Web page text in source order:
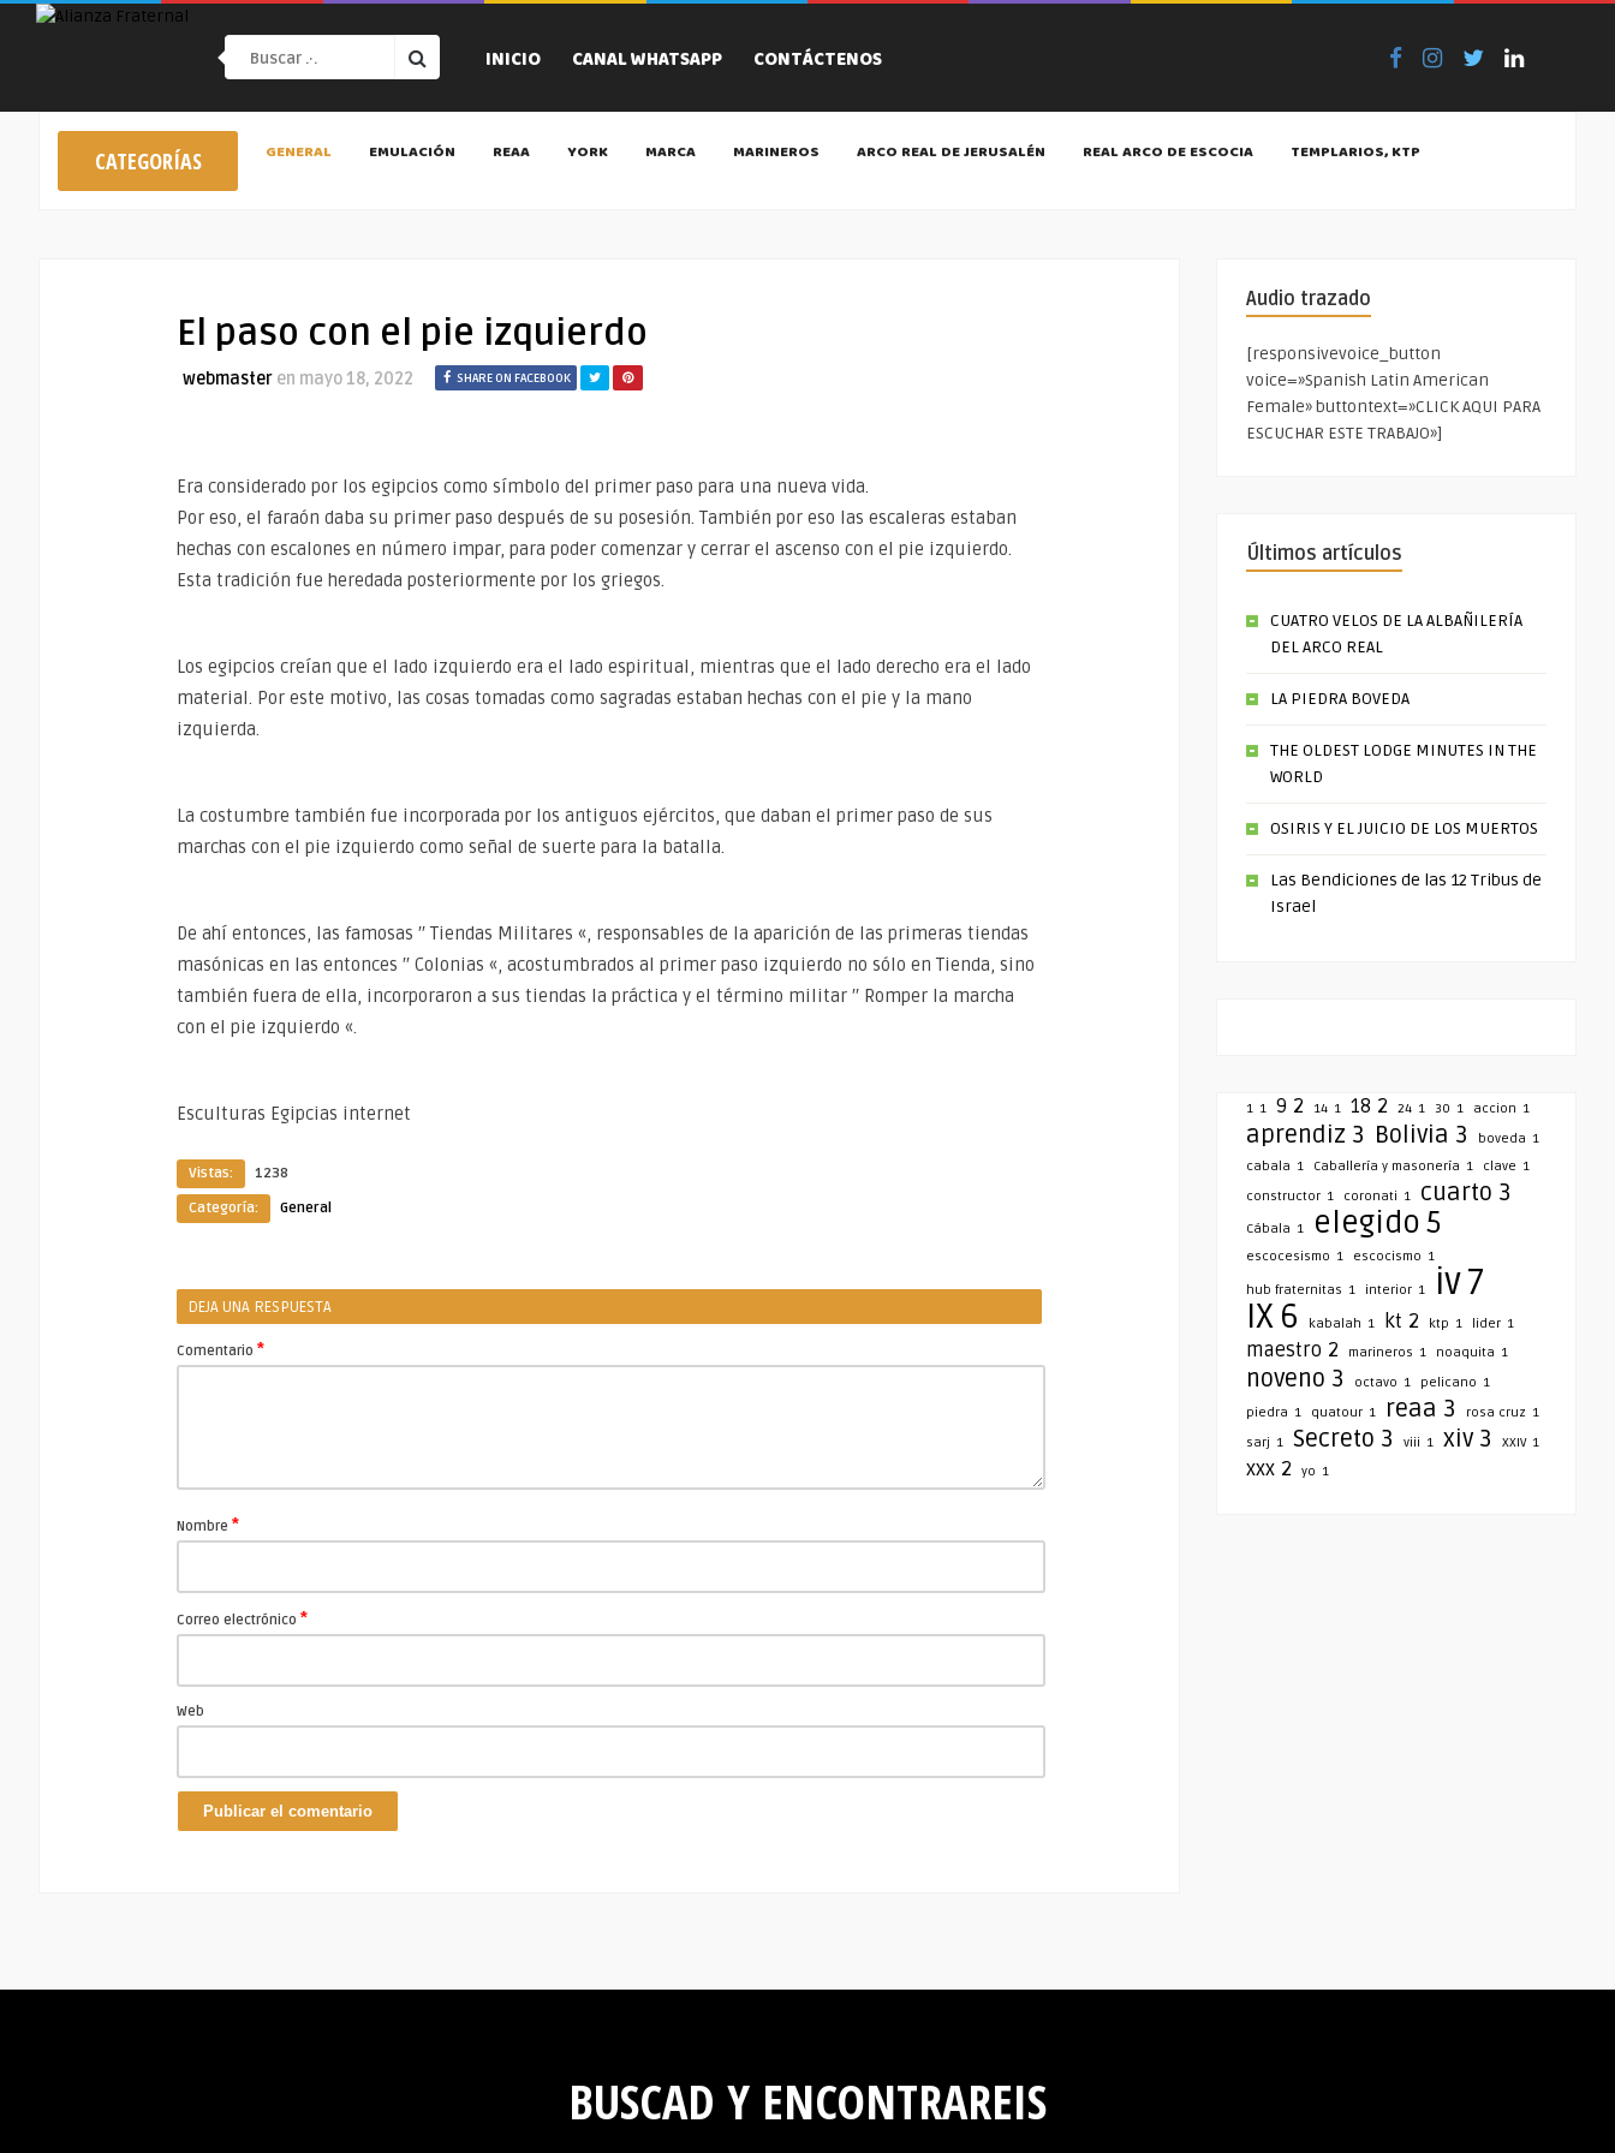
INICIO CANAL WHATSAPP CONTÁCTENOS
CATEGORÍAS GENERAL EMULACIÓN REAA YORK MARCA MARINEROS ARCO REAL DE JERUSALÉN REAL ARCO DE ESCOCIA TEMPLARIOS, KTP
El paso con el pie izquierdo
webmaster en mayo 18, 2022 SHARE ON FACEBOOK
Era considerado por los egipcios como símbolo del primer paso para una nueva vida.
Por eso, el faraón daba su primer paso después de su posesión. También por eso las escaleras estaban
hechas con escalones en número impar, para poder comenzar y cerrar el ascenso con el pie izquierdo.
Esta tradición fue heredada posteriormente por los griegos.
Los egipcios creían que el lado izquierdo era el lado espiritual, mientras que el lado derecho era el lado
material. Por este motivo, las cosas tomadas como sagradas estaban hechas con el pie y la mano
izquierda.
La costumbre también fue incorporada por los antiguos ejércitos, que daban el primer paso de sus
marchas con el pie izquierdo como señal de suerte para la batalla.
De ahí entonces, las famosas ′′ Tiendas Militares «, responsables de la aparición de las primeras tiendas
masónicas en las entonces ′′ Colonias «, acostumbrados al primer paso izquierdo no sólo en Tienda, sino
también fuera de ella, incorporaron a sus tiendas la práctica y el término militar ′′ Romper la marcha
con el pie izquierdo «.
Esculturas Egipcias internet
Vistas:
1238
Categoría:
General
DEJA UNA RESPUESTA
Comentario *
Nombre *
Correo electrónico *
Web
Audio trazado
[responsivevoice_button
voice=»Spanish Latin American
Female» buttontext=»CLICK AQUI PARA
ESCUCHAR ESTE TRABAJO»]
Últimos artículos
CUATRO VELOS DE LA ALBAÑILERÍA
DEL ARCO REAL
LA PIEDRA BOVEDA
THE OLDEST LODGE MINUTES IN THE
WORLD
OSIRIS Y EL JUICIO DE LOS MUERTOS
Las Bendiciones de las 12 Tribus de
Israel
1 1 9 2 14 1 18 2 24 1 30 1 accion 1
aprendiz 3 Bolivia 3 boveda 1
cabala 1 Caballería y masonería 1 clave 1
constructor 1 coronati 1 cuarto 3
Cábala 1 elegido5
escocesismo 1 escocismo 1
hub fraternitas 1 interior 1 iv7
IX 6 kabalah 1 kt 2 ktp 1 lider 1
maestro 2 marineros 1 noaquita 1
noveno 3 octavo 1 pelicano 1
piedra 1 quatour 1 reaa 3 rosa cruz 1
sarj 1 Secreto 3 viii 1 xiv 3 XXIV 1
xxx 2 yo 1
BUSCAD Y ENCONTRAREIS